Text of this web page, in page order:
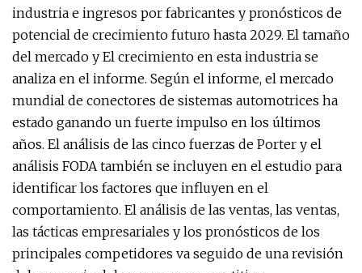
industria e ingresos por fabricantes y pronósticos de
potencial de crecimiento futuro hasta 2029. El tamaño
del mercado y El crecimiento en esta industria se
analiza en el informe. Según el informe, el mercado
mundial de conectores de sistemas automotrices ha
estado ganando un fuerte impulso en los últimos
años. El análisis de las cinco fuerzas de Porter y el
análisis FODA también se incluyen en el estudio para
identificar los factores que influyen en el
comportamiento. El análisis de las ventas, las ventas,
las tácticas empresariales y los pronósticos de los
principales competidores va seguido de una revisión